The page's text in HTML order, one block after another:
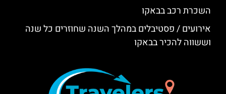
השכרת רכב בבאקו
אירועים / פסטיבלים במהלך השנה שחוזרים כל שנה
וששווה להכיר בבאקו